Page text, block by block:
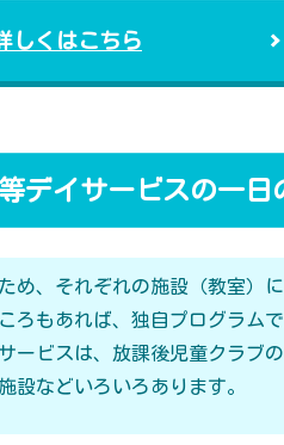
しくはこちら
デイサービスの一日
め、それぞれの施設（教室）
ろもあれば、独自プログラム
ービスは、放課後児童クラブ
設などいろいろあります。